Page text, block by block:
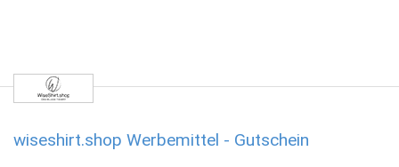
wiseshirt.shop Werbemittel - Gutschein